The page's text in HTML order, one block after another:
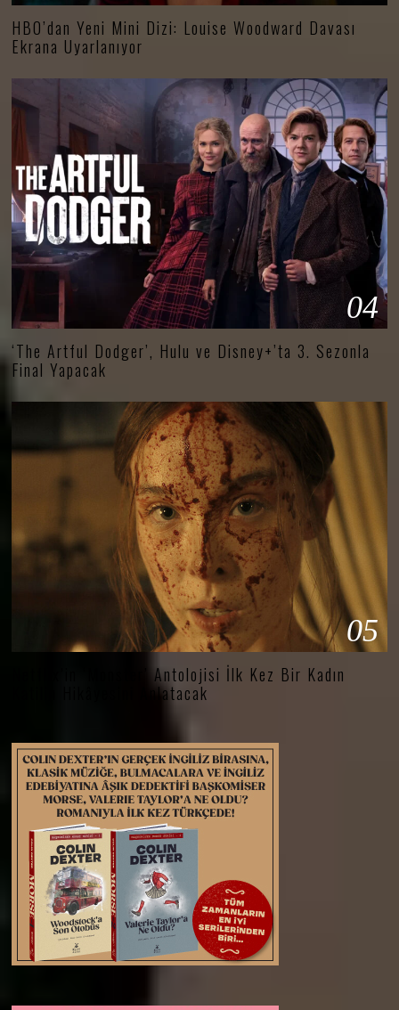
HBO’dan Yeni Mini Dizi: Louise Woodward Davası
Ekrana Uyarlanıyor
04
‘The Artful Dodger’, Hulu ve Disney+’ta 3. Sezonla
Final Yapacak
05
Netflix’in ‘Monster’ Antolojisi İlk Kez Bir Kadın
Katilin Hikâyesini Anlatacak